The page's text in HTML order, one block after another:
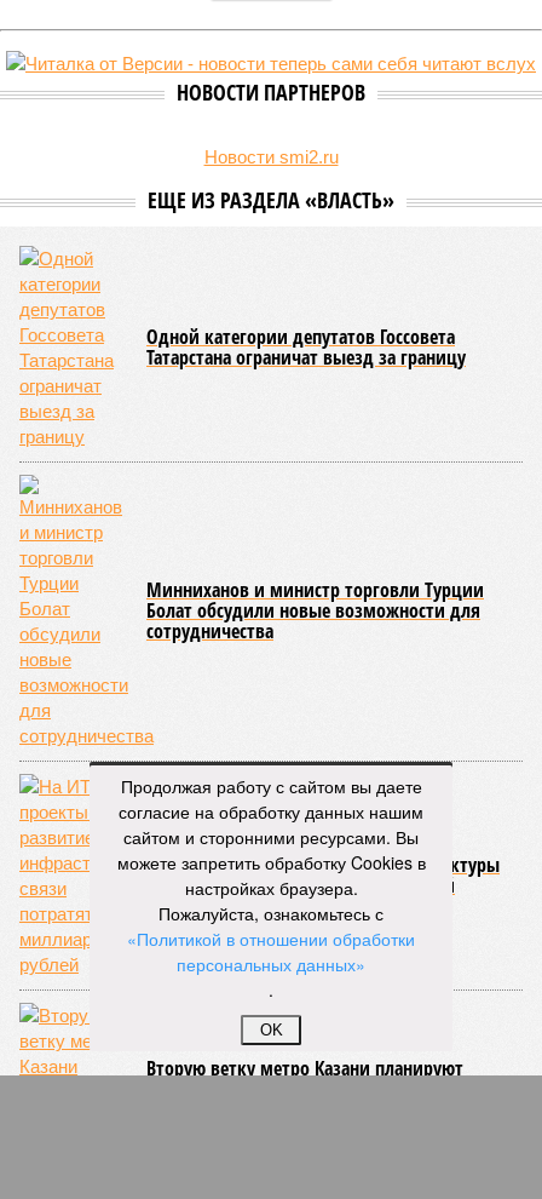
НОВОСТИ ПАРТНЕРОВ
Новости smi2.ru
ЕЩЕ ИЗ РАЗДЕЛА «ВЛАСТЬ»
Одной категории депутатов Госсовета
Татарстана ограничат выезд за границу
Минниханов и министр торговли Турции
Болат обсудили новые возможности для
сотрудничества
На ИТ-проекты и развитие инфраструктуры
связи потратят 3,2 миллиарда рублей
Вторую ветку метро Казани планируют
Продолжая работу с сайтом вы даете
согласие на обработку данных нашим
сайтом и сторонними ресурсами. Вы
можете запретить обработку Cookies в
настройках браузера.
Пожалуйста, ознакомьтесь с
«Политикой в отношении обработки
персональных данных»
.
OK